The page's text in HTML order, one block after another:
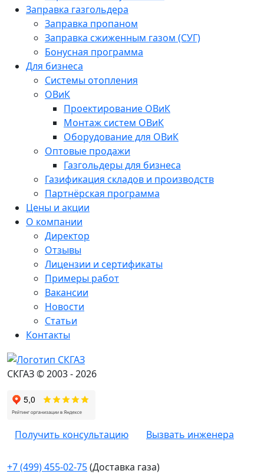
Заправка газгольдера
Заправка пропаном
Заправка сжиженным газом (СУГ)
Бонусная программа
Для бизнеса
Системы отопления
ОВиК
Проектирование ОВиК
Монтаж систем ОВиК
Оборудование для ОВиК
Оптовые продажи
Газгольдеры для бизнеса
Газификация складов и производств
Партнёрская программа
Цены и акции
О компании
Директор
Отзывы
Лицензии и сертификаты
Примеры работ
Вакансии
Новости
Статьи
Контакты
СКГАЗ © 2003 - 2026
Получить консультацию Вызвать инженера
+7 (499) 455-02-75(Доставка газа)